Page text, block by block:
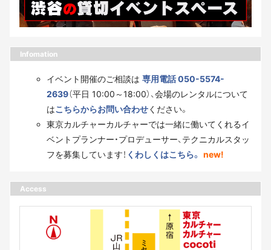
Infomation
イベント開催のご相談は 専用電話 050-5574-
2639（平日 10:00～18:00）、会場のレンタルについて
はこちらからお問い合わせください。
東京カルチャーカルチャーでは一緒に働いてくれるイ
ベントプランナー・プロデューサー、テクニカルスタッ
フを募集しています！ くわしくはこちら。 new!
Access